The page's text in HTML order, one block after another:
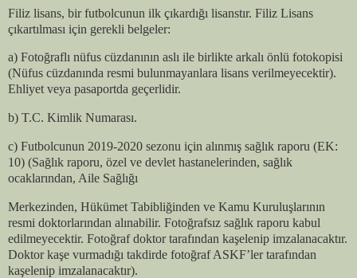
Filiz lisans, bir futbolcunun ilk çıkardığı lisanstır. Filiz Lisans
çıkartılması için gerekli belgeler:
a) Fotoğraflı nüfus cüzdanının aslı ile birlikte arkalı önlü fotokopisi
(Nüfus cüzdanında resmi bulunmayanlara lisans verilmeyecektir).
Ehliyet veya pasaportda geçerlidir.
b) T.C. Kimlik Numarası.
c) Futbolcunun 2019-2020 sezonu için alınmış sağlık raporu (EK:
10) (Sağlık raporu, özel ve devlet hastanelerinden, sağlık
ocaklarından, Aile Sağlığı
Merkezinden, Hükümet Tabibliğinden ve Kamu Kuruluşlarının
resmi doktorlarından alınabilir. Fotoğrafsız sağlık raporu kabul
edilmeyecektir. Fotoğraf doktor tarafından kaşelenip imzalanacaktır.
Doktor kaşe vurmadığı takdirde fotoğraf ASKF’ler tarafından
kaşelenip imzalanacaktır).